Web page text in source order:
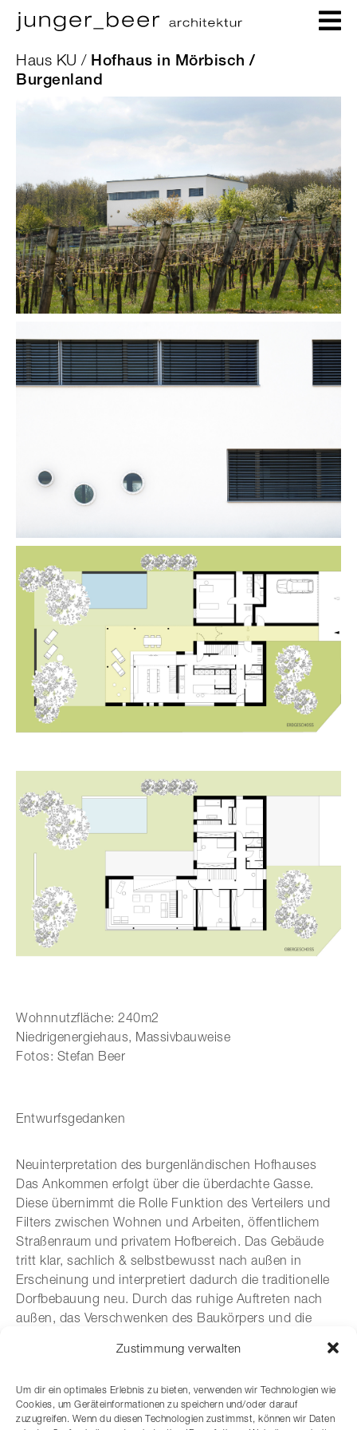
Zustimmung verwalten
Um dir ein optimales Erlebnis zu bieten, verwenden wir Technologien wie
Cookies, um Geräteinformationen zu speichern und/oder darauf
zuzugreifen. Wenn du diesen Technologien zustimmst, können wir Daten
Haus KU / Hofhaus in Mörbisch /
Burgenland
Wohnnutzfläche: 240m2
Niedrigenergiehaus, Massivbauweise
Fotos: Stefan Beer
Entwurfsgedanken
Neuinterpretation des burgenländischen Hofhauses
Das Ankommen erfolgt über die überdachte Gasse.
Diese übernimmt die Rolle Funktion des Verteilers und
Filters zwischen Wohnen und Arbeiten, öffentlichem
Straßenraum und privatem Hofbereich. Das Gebäude
tritt klar, sachlich & selbstbewusst nach außen in
Erscheinung und interpretiert dadurch die traditionelle
Dorfbebauung neu. Durch das ruhige Auftreten nach
außen, das Verschwenken des Baukörpers und die
geschützte Bereiche, die unabhängig von der
wirksam werden.
Wenn Sie noch weitere Fragen habenkontaktierenSie